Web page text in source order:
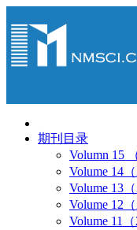
期刊目录
Volumn 15
Volume 14（
Volume 13（
Volume 12（
Volume 11（